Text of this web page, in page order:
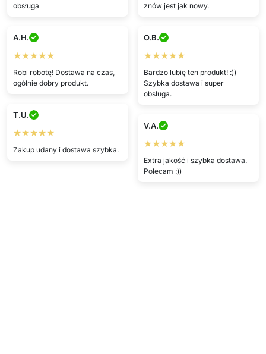
znów jest jak nowy.
obsługa
A.H.
★★★★★
Robi robotę! Dostawa na czas,
ogólnie dobry produkt.
O.B.
★★★★★
Bardzo lubię ten produkt! :))
Szybka dostawa i super
obsługa.
T.U.
★★★★★
Zakup udany i dostawa szybka.
V.A.
★★★★★
Extra jakość i szybka dostawa.
Polecam :))